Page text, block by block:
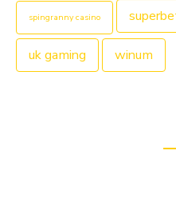
spingranny casino
uk gaming winum